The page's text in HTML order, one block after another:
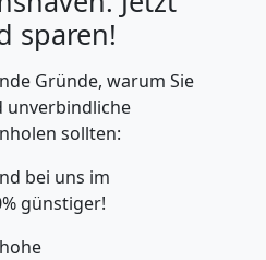
sparen!
Gründe, warum Sie
unverbindliche
sollten:
bei uns im
günstiger!